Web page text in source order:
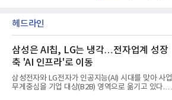
헤드라인
삼성은 AI칩, LG는 냉각…전자업계 성장
축 'AI 인프라'로 이동
삼성전자와 LG전자가 인공지능(AI) 시대를 맞아 사업
무게중심을 기업 대상(B2B) 영역으로 옮기고 있다.